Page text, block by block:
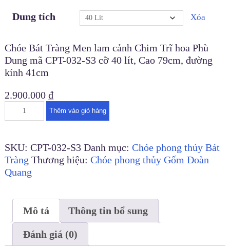
Dung tích Xóa
Chóe Bát Tràng Men lam cảnh Chim Trĩ hoa Phù
Dung mã CPT-032-S3 cỡ 40 lít, Cao 79cm, đường
kính 41cm
2.900.000 ₫
Thêm vào giỏ hàng
SKU: CPT-032-S3 Danh mục: Chóe phong thủy Bát
Tràng Thương hiệu: Chóe phong thủy Gốm Đoàn
Quang
Mô tả Thông tin bổ sung
Đánh giá (0)